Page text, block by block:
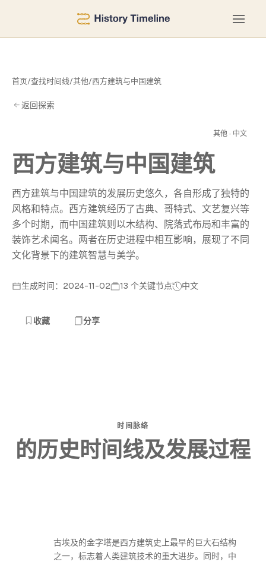
首页/查找时间线/其他/西方建筑与中国建筑
返回探索
其他 · 中文
西方建筑与中国建筑
西方建筑与中国建筑的发展历史悠久，各自形成了独特的
风格和特点。西方建筑经历了古典、哥特式、文艺复兴等
多个时期，而中国建筑则以木结构、院落式布局和丰富的
装饰艺术闻名。两者在历史进程中相互影响，展现了不同
文化背景下的建筑智慧与美学。
生成时间：2024-11-02 13 个关键节点 中文
收藏 分享
时间脉络
的历史时间线及发展过程
古埃及的金字塔是西方建筑史上最早的巨大石结构
之一，标志着人类建筑技术的重大进步。同时，中